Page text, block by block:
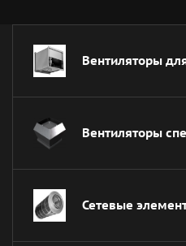
Вентиляторы
Вентиляторы
Сетевые